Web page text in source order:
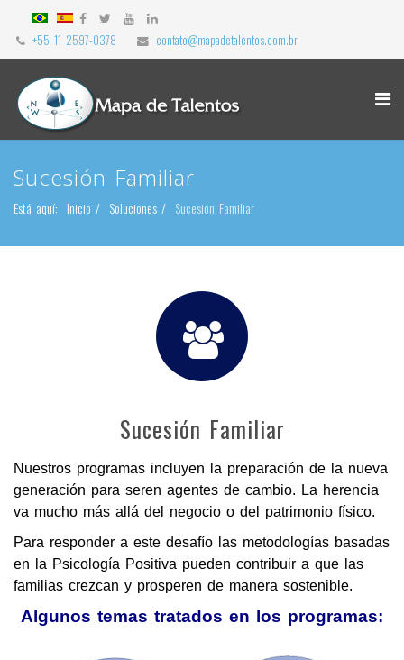
+55 11 2597-0378 contato@mapadetalentos.com.br
Sucesión Familiar
Está aquí: Inicio Soluciones Sucesión Familiar
Sucesión Familiar
Nuestros programas incluyen la preparación de la nueva
generación para seren agentes de cambio. La herencia
va mucho más allá del negocio o del patrimonio físico.
Para responder a este desafío las metodologías basadas
en la Psicología Positiva pueden contribuir a que las
familias crezcan y prosperen de manera sostenible.
Algunos temas tratados en los programas: